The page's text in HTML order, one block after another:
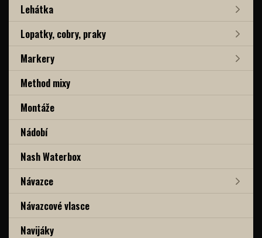
Lehátka
Lopatky, cobry, praky
Markery
Method mixy
Montáže
Nádobí
Nash Waterbox
Návazce
Návazcové vlasce
Navijáky